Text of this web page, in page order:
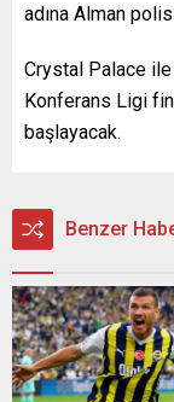
adına Alman
Crystal Palace ile
Konferans Ligi
başlayacak.
Benzer